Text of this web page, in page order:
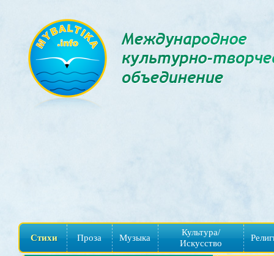
Стихи Проза Музыка
Культура/
Искусство